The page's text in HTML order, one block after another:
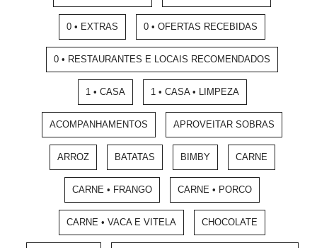
0 • EXTRAS 0 • OFERTAS RECEBIDAS
0 • RESTAURANTES E LOCAIS RECOMENDADOS
1 • CASA 1 • CASA • LIMPEZA
ACOMPANHAMENTOS APROVEITAR SOBRAS
ARROZ BATATAS BIMBY CARNE
CARNE • FRANGO CARNE • PORCO
CARNE • VACA E VITELA CHOCOLATE